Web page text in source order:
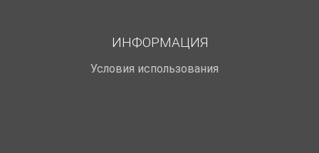
ИНФОРМАЦИЯ
Условия использования